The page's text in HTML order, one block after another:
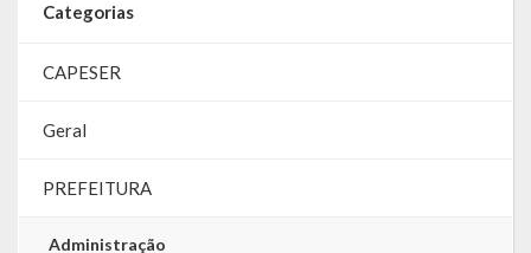
Categorias
CAPESER
Geral
PREFEITURA
Administração